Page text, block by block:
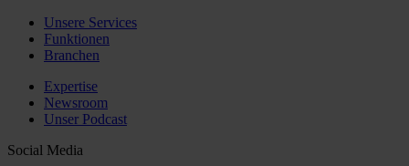
Unsere Services
Funktionen
Branchen
Expertise
Newsroom
Unser Podcast
Social Media